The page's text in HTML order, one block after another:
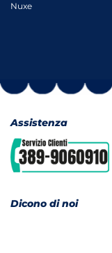
Nuxe
Assistenza
Dicono di noi